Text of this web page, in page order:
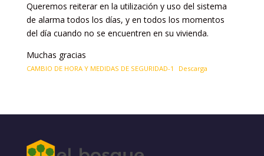
Queremos reiterar en la utilización y uso del sistema
de alarma todos los días, y en todos los momentos
del día cuando no se encuentren en su vivienda.
Muchas gracias
CAMBIO DE HORA Y MEDIDAS DE SEGURIDAD-1 Descarga